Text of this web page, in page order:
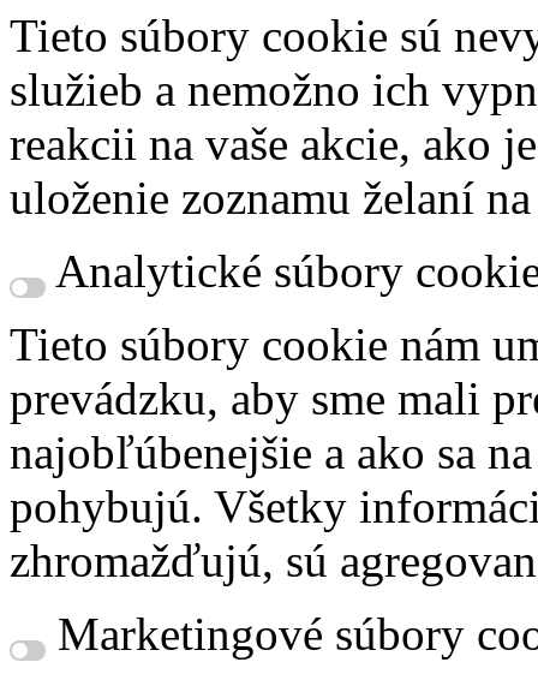
Tieto súbory cookie sú
služieb a nemožno ich
reakcii na vaše akcie, ako
uloženie zoznamu želaní
Analytické súbory
Tieto súbory cookie nám
prevádzku, aby sme mali
najobľúbenejšie a ako sa
pohybujú. Všetky
zhromažďujú, sú
Marketingové súbory